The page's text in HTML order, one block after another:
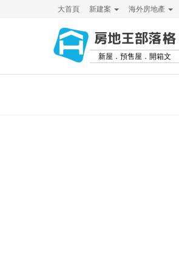
大首頁 新建案 海外房地產
房地王部落格
新屋．預售屋．開箱文